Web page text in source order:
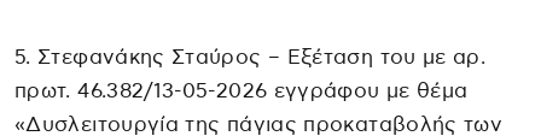
5. Στεφανάκης Σταύρος – Εξέταση του με αρ.
πρωτ. 46.382/13-05-2026 εγγράφου με θέμα
«Δυσλειτουργία της πάγιας προκαταβολής των